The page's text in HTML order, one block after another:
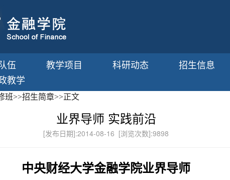
伍 教学项目 科研动态 招生信息
教学
班>>招生简章>>正文
业界导师 实践前沿
[发布日期]:2014-08-16 [浏览次数]:9898
中央财经大学金融学院业界导师